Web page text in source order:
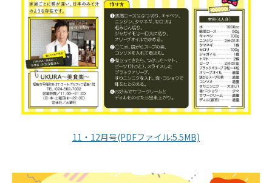
11・12月号(PDFファイル:5.5MB)